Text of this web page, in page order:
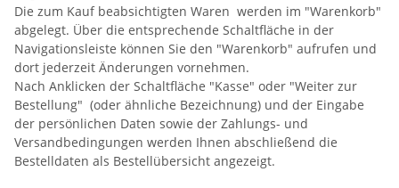
Die zum Kauf beabsichtigten Waren werden im "Warenkorb"
abgelegt. Über die entsprechende Schaltfläche in der
Navigationsleiste können Sie den "Warenkorb" aufrufen und
dort jederzeit Änderungen vornehmen.
Nach Anklicken der Schaltfläche "Kasse" oder "Weiter zur
Bestellung" (oder ähnliche Bezeichnung) und der Eingabe
der persönlichen Daten sowie der Zahlungs- und
Versandbedingungen werden Ihnen abschließend die
Bestelldaten als Bestellübersicht angezeigt.